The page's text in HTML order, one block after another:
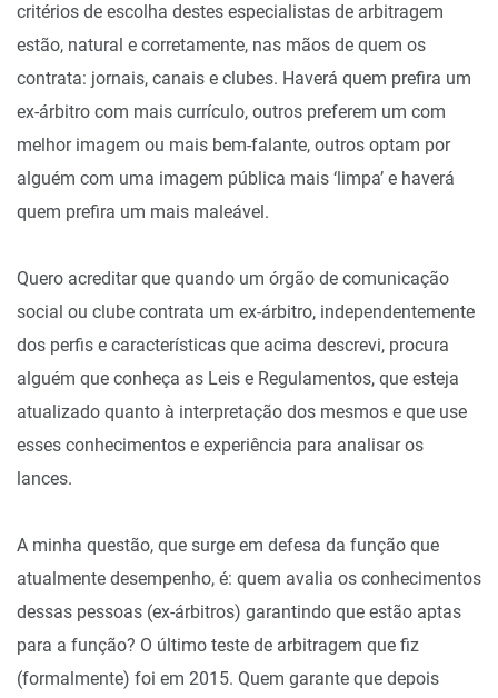
critérios de escolha destes especialistas de arbitragem
estão, natural e corretamente, nas mãos de quem os
contrata: jornais, canais e clubes. Haverá quem prefira um
ex-árbitro com mais currículo, outros preferem um com
melhor imagem ou mais bem-falante, outros optam por
alguém com uma imagem pública mais ‘limpa’ e haverá
quem prefira um mais maleável.
Quero acreditar que quando um órgão de comunicação
social ou clube contrata um ex-árbitro, independentemente
dos perfis e características que acima descrevi, procura
alguém que conheça as Leis e Regulamentos, que esteja
atualizado quanto à interpretação dos mesmos e que use
esses conhecimentos e experiência para analisar os
lances.
A minha questão, que surge em defesa da função que
atualmente desempenho, é: quem avalia os conhecimentos
dessas pessoas (ex-árbitros) garantindo que estão aptas
para a função? O último teste de arbitragem que fiz
(formalmente) foi em 2015. Quem garante que depois